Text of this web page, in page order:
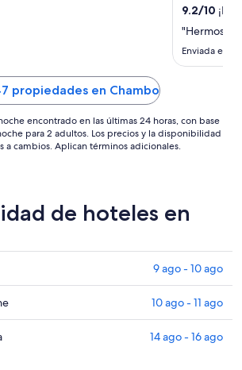
ago
al
11
ago
9.2/10
"Hermoso y
Enviada el 5
propiedades en Chambo
encontrado en las últimas 24 horas, con base
para 2 adultos. Los precios y la disponibilidad
a cambios. Aplican términos adicionales.
de hoteles en
9 ago - 10 ago
10 ago - 11 ago
14 ago - 16 ago